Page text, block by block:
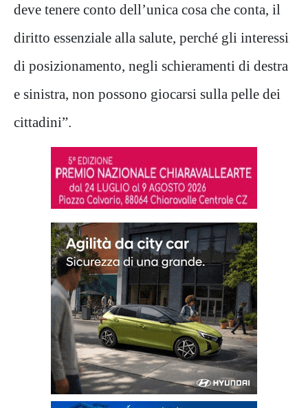
deve tenere conto dell’unica cosa che conta, il
diritto essenziale alla salute, perché gli interessi
di posizionamento, negli schieramenti di destra
e sinistra, non possono giocarsi sulla pelle dei
cittadini”.